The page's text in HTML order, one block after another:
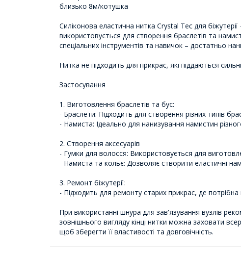
близько 8м/котушка
Силіконова еластична нитка Crystal Tec для
використовується для створення браслетів та
спеціальних інструментів та навичок – достатньо
Нитка не підходить для прикрас, які піддаються
Застосування
1. Виготовлення браслетів та бус:
- Браслети: Підходить для створення різних типів
- Намиста: Ідеально для нанизування намистин
2. Створення аксесуарів
- Гумки для волосся: Використовується для
- Намиста та кольє: Дозволяє створити еластичні
3. Ремонт біжутерії:
- Підходить для ремонту старих прикрас, де
При використанні шнура для зав'язування вузлів
зовнішнього вигляду кінці нитки можна заховати
щоб зберегти її властивості та довговічність.